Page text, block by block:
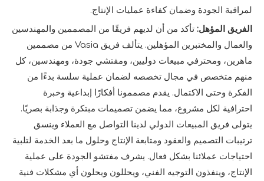
لمراقبة الجودة وضمان كفاءة عمليات الإنتاج.
الفريق المؤهل: تأكد من أن لديهم فريقًا من المصممين والمهندسين
والعمال والمختبرين المؤهلين. يتألف فريق Vasia من مصممين
ماهرين، ومحترفي مبيعات دوليين، ومفتشي جودة، ومهندسين، كل
منهم متخصص في مجال تخصصه لضمان عملية سلسة بدءًا من
الفكرة وحتى الاكتمال. يقدم مصممونا أفكارًا إبداعية وخبرة
احترافية لكل مشروع، مما يضمن تصميمات مبتكرة وجذابة بصريًا.
يتولى فريق المبيعات الدولي لدينا التواصل مع العملاء وينسق
ترتيبات التصميم والعقود ومتابعة الإنتاج وحلول ما بعد الخدمة لتلبية
احتياجات عملائنا بشكل فعال. يشرف مفتشو الجودة على عملية
الإنتاج، وينفذون التوجيه الفني، ويحللون ويحلون أي مشكلات فنية